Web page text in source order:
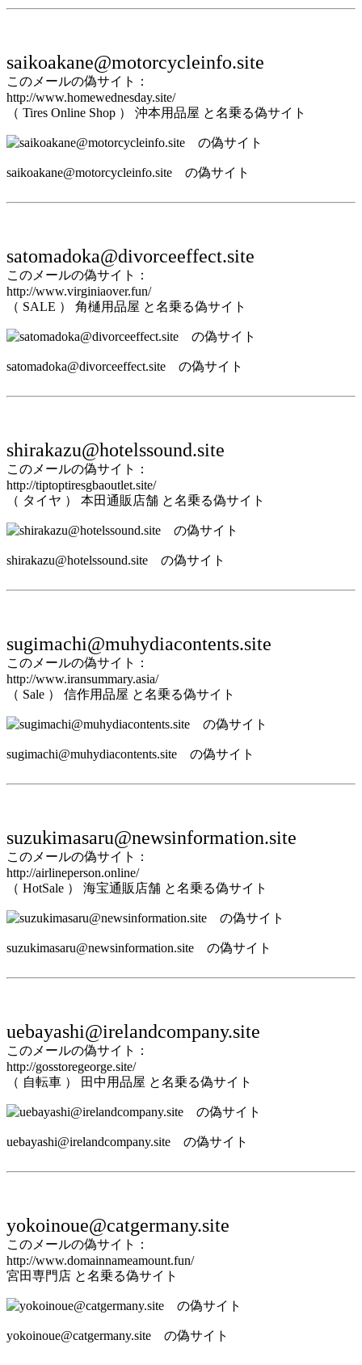
saikoakane@motorcycleinfo.site
このメールの偽サイト：
http://www.homewednesday.site/
（ Tires Online Shop ） 沖本用品屋 と名乗る偽サイト
saikoakane@motorcycleinfo.site の偽サイト
satomadoka@divorceeffect.site
このメールの偽サイト：
http://www.virginiaover.fun/
（ SALE ） 角樋用品屋 と名乗る偽サイト
satomadoka@divorceeffect.site の偽サイト
shirakazu@hotelssound.site
このメールの偽サイト：
http://tiptoptiresgbaoutlet.site/
（ タイヤ ） 本田通販店舗 と名乗る偽サイト
shirakazu@hotelssound.site の偽サイト
sugimachi@muhydiacontents.site
このメールの偽サイト：
http://www.iransummary.asia/
（ Sale ） 信作用品屋 と名乗る偽サイト
sugimachi@muhydiacontents.site の偽サイト
suzukimasaru@newsinformation.site
このメールの偽サイト：
http://airlineperson.online/
（ HotSale ） 海宝通販店舗 と名乗る偽サイト
suzukimasaru@newsinformation.site の偽サイト
uebayashi@irelandcompany.site
このメールの偽サイト：
http://gosstoregeorge.site/
（ 自転車 ） 田中用品屋 と名乗る偽サイト
uebayashi@irelandcompany.site の偽サイト
yokoinoue@catgermany.site
このメールの偽サイト：
http://www.domainnameamount.fun/
宮田専門店 と名乗る偽サイト
yokoinoue@catgermany.site の偽サイト